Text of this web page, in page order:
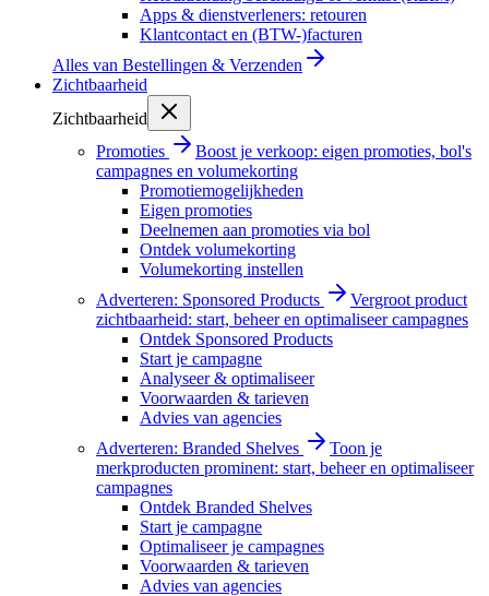
Apps & dienstverleners: retouren
Klantcontact en (BTW-)facturen
Alles van Bestellingen & Verzenden
Zichtbaarheid
Zichtbaarheid
Promoties
Boost je verkoop: eigen promoties, bol's
campagnes en volumekorting
Promotiemogelijkheden
Eigen promoties
Deelnemen aan promoties via bol
Ontdek volumekorting
Volumekorting instellen
Adverteren: Sponsored Products
Vergroot product
zichtbaarheid: start, beheer en optimaliseer campagnes
Ontdek Sponsored Products
Start je campagne
Analyseer & optimaliseer
Voorwaarden & tarieven
Advies van agencies
Adverteren: Branded Shelves
Toon je
merkproducten prominent: start, beheer en optimaliseer
campagnes
Ontdek Branded Shelves
Start je campagne
Optimaliseer je campagnes
Voorwaarden & tarieven
Advies van agencies